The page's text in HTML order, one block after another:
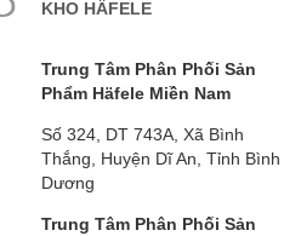
KHO HÄFELE
Trung Tâm Phân Phối Sản
Phẩm Häfele Miền Nam
Số 324, DT 743A, Xã Bình
Thắng, Huyện Dĩ An, Tỉnh Bình
Dương
Trung Tâm Phân Phối Sản